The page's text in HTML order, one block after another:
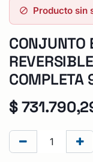
Producto sin
CONJUNTO
$